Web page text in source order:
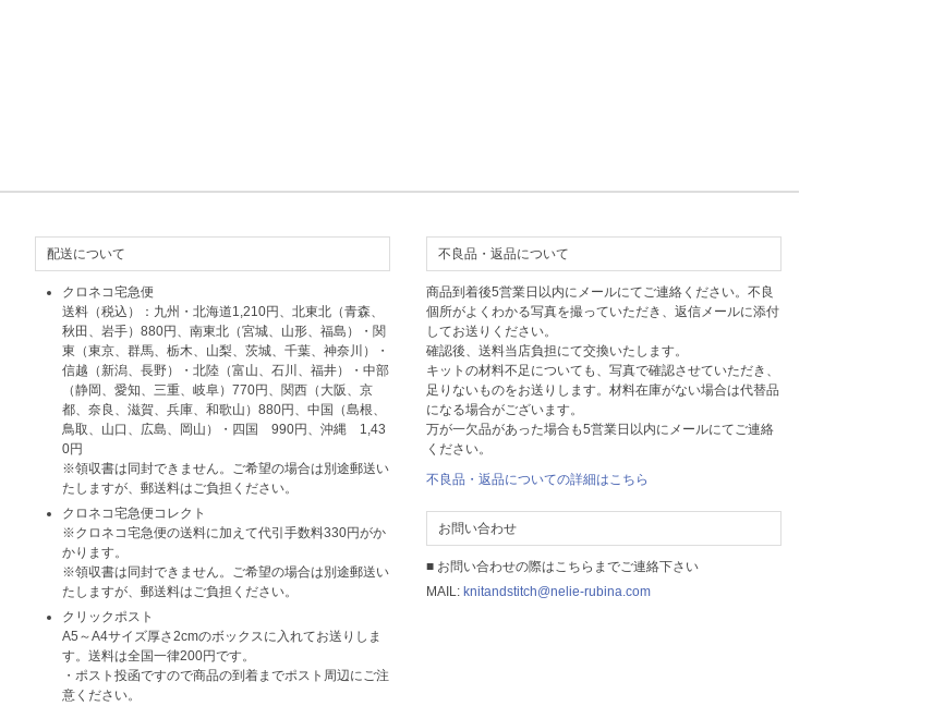
配送について
クロネコ宅急便
送料（税込）：九州・北海道1,210円、北東北（青森、
秋田、岩手）880円、南東北（宮城、山形、福島）・関
東（東京、群馬、栃木、山梨、茨城、千葉、神奈川）・
信越（新潟、長野）・北陸（富山、石川、福井）・中部
（静岡、愛知、三重、岐阜）770円、関西（大阪、京
都、奈良、滋賀、兵庫、和歌山）880円、中国（島根、
鳥取、山口、広島、岡山）・四国 990円、沖縄 1,43
0円
※領収書は同封できません。ご希望の場合は別途郵送い
たしますが、郵送料はご負担ください。
クロネコ宅急便コレクト
※クロネコ宅急便の送料に加えて代引手数料330円がか
かります。
※領収書は同封できません。ご希望の場合は別途郵送い
たしますが、郵送料はご負担ください。
クリックポスト
A5～A4サイズ厚さ2cmのボックスに入れてお送りしま
す。送料は全国一律200円です。
・ポスト投函ですので商品の到着までポスト周辺にご注
意ください。
不良品・返品について
商品到着後5営業日以内にメールにてご連絡ください。不良
個所がよくわかる写真を撮っていただき、返信メールに添付
してお送りください。
確認後、送料当店負担にて交換いたします。
キットの材料不足についても、写真で確認させていただき、
足りないものをお送りします。材料在庫がない場合は代替品
になる場合がございます。
万が一欠品があった場合も5営業日以内にメールにてご連絡
ください。
不良品・返品についての詳細はこちら
お問い合わせ
■ お問い合わせの際はこちらまでご連絡下さい
MAIL: knitandstitch@nelie-rubina.com